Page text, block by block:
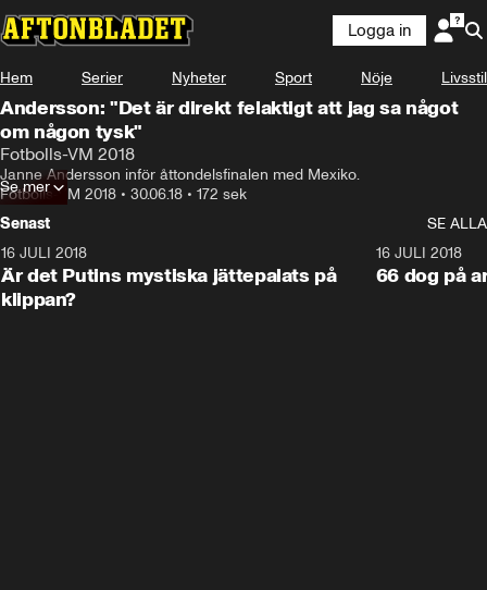
Logga in
Hem Serier Nyheter Sport Nöje Livsstil
Andersson: "Det är direkt felaktigt att jag sa något
om någon tysk"
Fotbolls-VM 2018
Janne Andersson inför åttondelsfinalen med Mexiko.
Fotbolls-VM 2018 • 30.06.18 • 172 sek
Se mer
Senast
SE ALLA
16 JULI 2018
Är det Putins mystiska jättepalats på
klippan?
16 JULI 2018
66 dog på